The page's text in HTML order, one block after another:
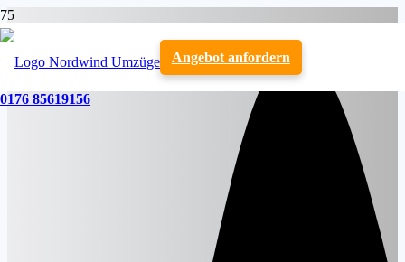
Angebot anfordern
0176 85619156